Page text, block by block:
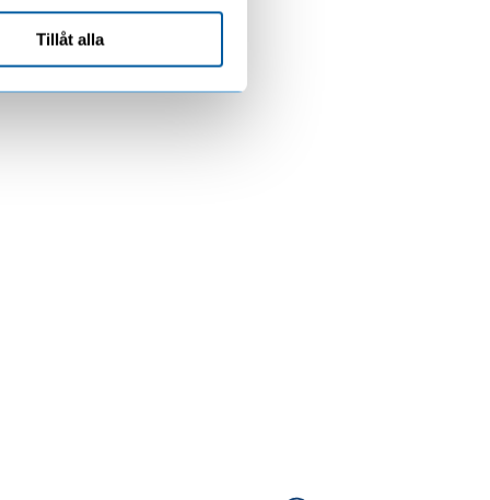
Tillåt alla